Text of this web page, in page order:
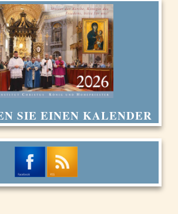
SIE EINEN KALENDER